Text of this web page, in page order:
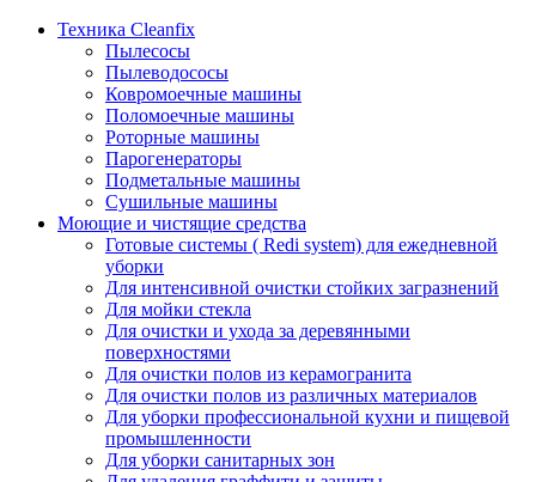
Техника Cleanfix
Пылесосы
Пылеводососы
Ковромоечные машины
Поломоечные машины
Роторные машины
Парогенераторы
Подметальные машины
Сушильные машины
Моющие и чистящие средства
Готовые системы ( Redi system) для ежедневной
уборки
Для интенсивной очистки стойких загразнений
Для мойки стекла
Для очистки и ухода за деревянными
поверхностями
Для очистки полов из керамогранита
Для очистки полов из различных материалов
Для уборки профессиональной кухни и пищевой
промышленности
Для уборки санитарных зон